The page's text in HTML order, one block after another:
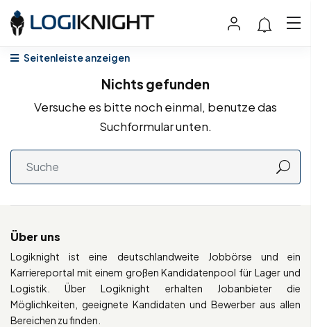
Seitenleiste anzeigen
Nichts gefunden
Versuche es bitte noch einmal, benutze das
Suchformular unten.
Über uns
Logiknight ist eine deutschlandweite Jobbörse und ein
Karriereportal mit einem großen Kandidatenpool für Lager und
Logistik. Über Logiknight erhalten Jobanbieter die
Möglichkeiten, geeignete Kandidaten und Bewerber aus allen
Bereichen zu finden.